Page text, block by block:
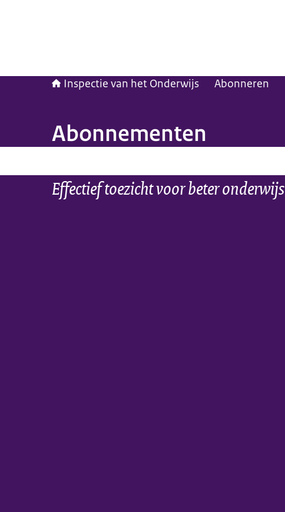
Inspectie van het Onderwijs Abonneren
Abonnementen
Effectief toezicht voor beter onderwijs